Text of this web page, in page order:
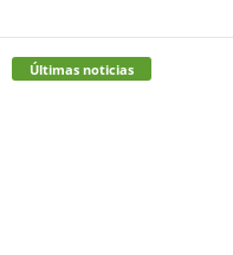
Últimas noticias